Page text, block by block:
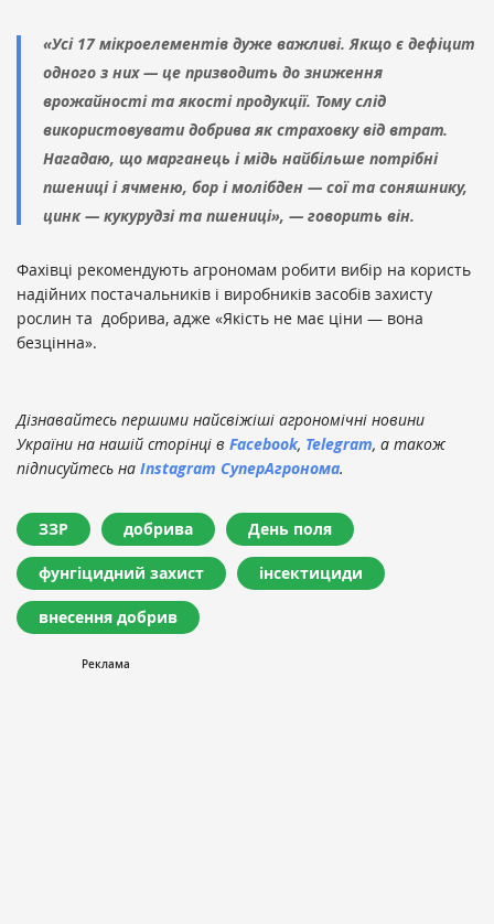
«Усі 17 мікроелементів дуже важливі. Якщо є дефіцит
одного з них — це призводить до зниження
врожайності та якості продукції. Тому слід
використовувати добрива як страховку від втрат.
Нагадаю, що марганець і мідь найбільше потрібні
пшениці і ячменю, бор і молібден — сої та соняшнику,
цинк — кукурудзі та пшениці», — говорить він.
Фахівці рекомендують агрономам робити вибір на користь
надійних постачальників і виробників засобів захисту
рослин та добрива, адже «Якість не має ціни — вона
безцінна».
Дізнавайтесь першими найсвіжіші агрономічні новини
України на нашій сторінці в Facebook, Telegram, а також
підписуйтесь на Instagram СуперАгронома.
ЗЗР добрива День поля
фунгіцидний захист інсектициди
внесення добрив